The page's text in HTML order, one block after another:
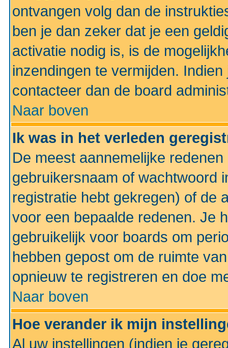
ontvangen volg dan de
ben je dan zeker dat je een
activatie nodig is, is de
inzendingen te vermijden.
contacteer dan de board
Naar boven
Ik was in het verleden
De meest aannemelijke
gebruikersnaam of wachtwoord
registratie hebt gekregen) of de
voor een bepaalde redenen. Je
gebruikelijk voor boards om
hebben gepost om de ruimte
opnieuw te registreren en doe
Naar boven
Hoe verander ik mijn
Al uw instellingen (indien je